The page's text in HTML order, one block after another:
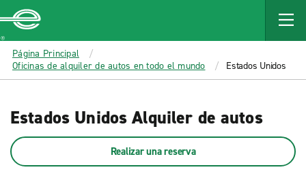
MAIN
CONTENT
Enterprise
Página Principal
Oficinas de alquiler de autos en todo el mundo
Estados Unidos
Estados Unidos Alquiler de autos
Realizar una reserva